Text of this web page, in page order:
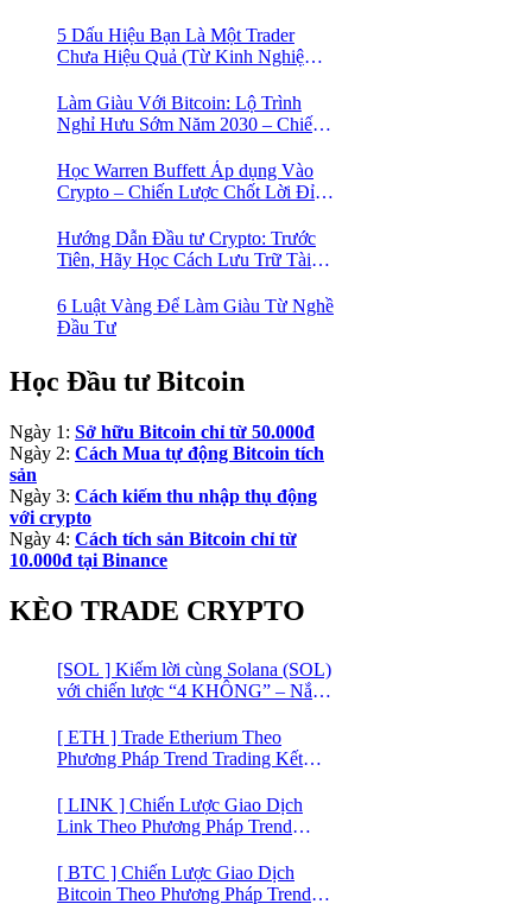
5 Dấu Hiệu Bạn Là Một Trader
Chưa Hiệu Quả (Từ Kinh Nghiệm
Làm Giàu Với Bitcoin: Lộ Trình
Nghỉ Hưu Sớm Năm 2030 – Chiến
Học Warren Buffett Áp dụng Vào
Crypto – Chiến Lược Chốt Lời Đỉnh
Hướng Dẫn Đầu tư Crypto: Trước
Tiên, Hãy Học Cách Lưu Trữ Tài
6 Luật Vàng Để Làm Giàu Từ Nghề
Đầu Tư
Học Đầu tư Bitcoin
Ngày 1: Sở hữu Bitcoin chỉ từ 50.000đ
Ngày 2: Cách Mua tự động Bitcoin tích
sản
Ngày 3: Cách kiếm thu nhập thụ động
với crypto
Ngày 4: Cách tích sản Bitcoin chỉ từ
10.000đ tại Binance
KÈO TRADE CRYPTO
[SOL ] Kiếm lời cùng Solana (SOL)
với chiến lược “4 KHÔNG” – Nắm
lý
[ ETH ] Trade Etherium Theo
Phương Pháp Trend Trading Kết
[ LINK ] Chiến Lược Giao Dịch
Link Theo Phương Pháp Trend
[ BTC ] Chiến Lược Giao Dịch
Bitcoin Theo Phương Pháp Trend